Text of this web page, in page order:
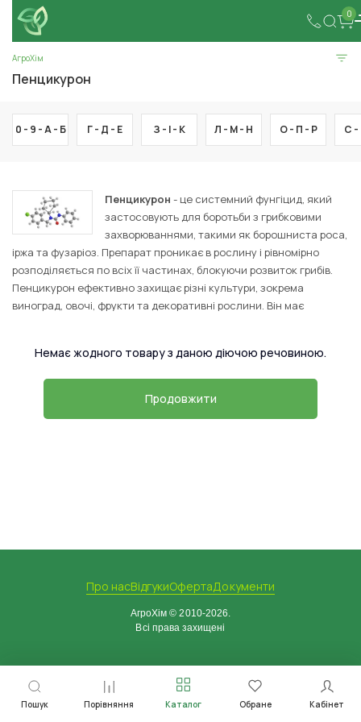
0
Пошук Порівняння Каталог Обране Кабінет
АгроХім
Пенцикурон
0 - 9 -А - Б Г - Д - Е З - І - К Л - М - Н О - П - Р С -
Пенцикурон - це системний фунгіцид, який
застосовують для боротьби з грибковими
захворюваннями, такими як борошниста роса,
іржа та фузаріоз. Препарат проникає в рослину і рівномірно
розподіляється по всіх її частинах, блокуючи розвиток грибів.
Пенцикурон ефективно захищає різні культури, зокрема
виноград, овочі, фрукти та декоративні рослини. Він має
Немає жодного товару з даною діючою речовиною.
Продовжити
Про насВідгукиОфертаДокументи
АгроХім © 2010-2026.
Всі права захищені